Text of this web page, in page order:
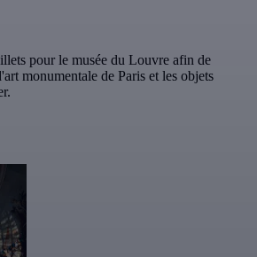
pour le musée du Louvre afin de
monumentale de Paris et les objets